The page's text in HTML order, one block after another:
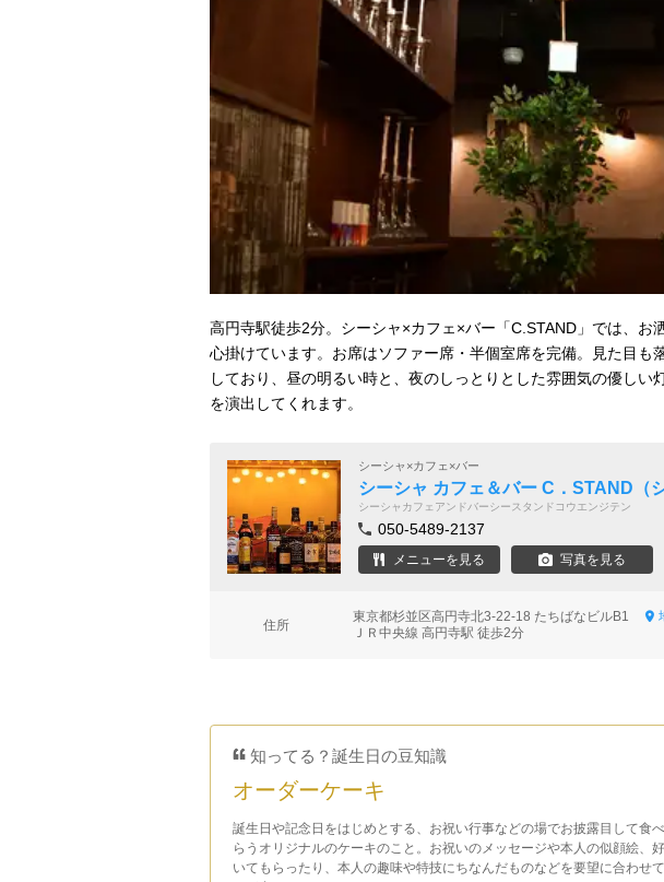
高円寺駅徒歩2分。シーシャ×カフェ×バー「C.STAND」では、お
心掛けています。お席はソファー席・半個室席を完備。見た目も
しており、昼の明るい時と、夜のしっとりとした雰囲気の優しい
を演出してくれます。
シーシャ×カフェ×バー
シーシャ カフェ＆バー C．STAND（
シーシャカフェアンドバーシースタンドコウエンジテン
050-5489-2137
メニューを見る 写真を見る
住所
東京都杉並区高円寺北3-22-18 たちばなビルB1
ＪＲ中央線 高円寺駅 徒歩2分
知ってる？誕生日の豆知識
オーダーケーキ
誕生日や記念日をはじめとする、お祝い行事などの場でお披露目して食
らうオリジナルのケーキのこと。お祝いのメッセージや本人の似顔絵、
いてもらったり、本人の趣味や特技にちなんだものなどを要望に合わせ